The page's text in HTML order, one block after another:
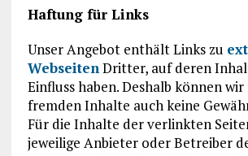
Haftung für Links
Unser Angebot enthält Links zu
WebseitenDritter, auf deren
Einfluss haben. Deshalb können
fremden Inhalte auch keine
Für die Inhalte der verlinkten
jeweilige Anbieter oder Betreiber